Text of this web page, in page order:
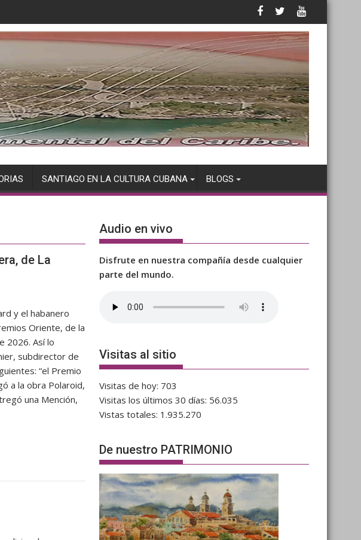
SANTIAGO EN LA CULTURA CUBANA BLOGS
de La
y el habanero
Oriente, de la
2026. Así lo
subdirector de
“el Premio
a la obra Polaroid,
una Mención,
Audio en vivo
Disfrute en nuestra compañía desde cualquier
parte del mundo.
Visitas al sitio
Visitas de hoy: 703
Visitas los últimos 30 días: 56.035
Vistas totales: 1.935.270
De nuestro PATRIMONIO